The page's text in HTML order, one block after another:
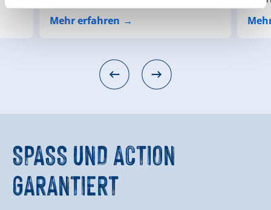
Mehr erfahren
SPASS UND ACTION
GARANTIERT